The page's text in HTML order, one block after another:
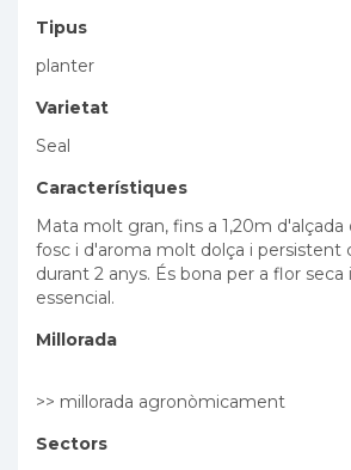
Tipus
planter
Varietat
Seal
Característiques
Mata molt gran, fins a 1,20m
fosc i d'aroma molt dolça i persistent
durant 2 anys. És bona per a flor seca
essencial.
Millorada
>> millorada agronòmicament
Sectors